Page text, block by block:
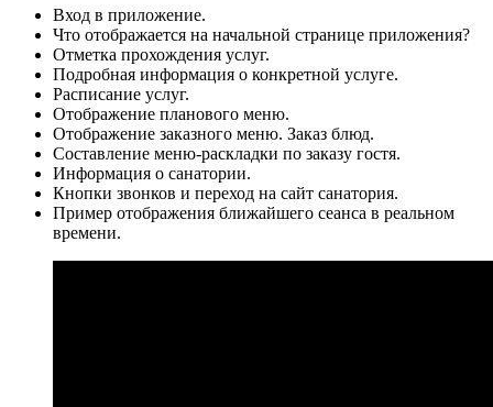
Вход в приложение.
Что отображается на начальной странице приложения?
Отметка прохождения услуг.
Подробная информация о конкретной услуге.
Расписание услуг.
Отображение планового меню.
Отображение заказного меню. Заказ блюд.
Составление меню-раскладки по заказу гостя.
Информация о санатории.
Кнопки звонков и переход на сайт санатория.
Пример отображения ближайшего сеанса в реальном
времени.